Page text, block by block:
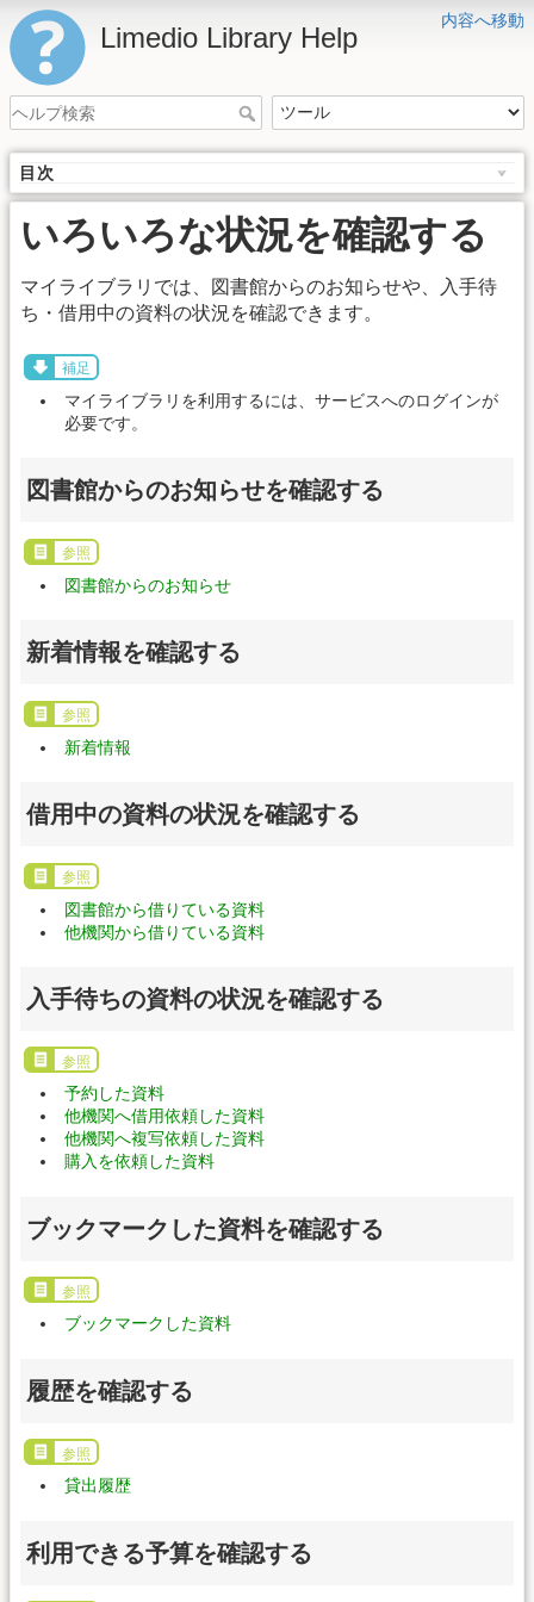
内容へ移動
Limedio Library Help
目次
いろいろな状況を確認する
マイライブラリでは、図書館からのお知らせや、入手待
ち・借用中の資料の状況を確認できます。
補足
マイライブラリを利用するには、サービスへのログインが
必要です。
図書館からのお知らせを確認する
参照
図書館からのお知らせ
新着情報を確認する
参照
新着情報
借用中の資料の状況を確認する
参照
図書館から借りている資料
他機関から借りている資料
入手待ちの資料の状況を確認する
参照
予約した資料
他機関へ借用依頼した資料
他機関へ複写依頼した資料
購入を依頼した資料
ブックマークした資料を確認する
参照
ブックマークした資料
履歴を確認する
参照
貸出履歴
利用できる予算を確認する